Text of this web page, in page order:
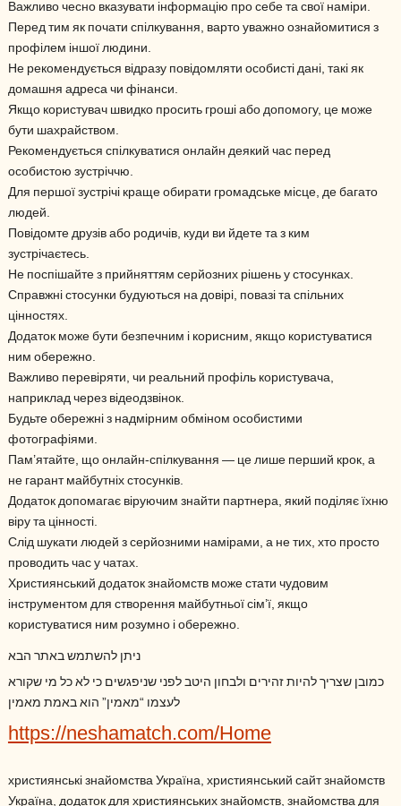
Важливо чесно вказувати інформацію про себе та свої наміри.
Перед тим як почати спілкування, варто уважно ознайомитися з
профілем іншої людини.
Не рекомендується відразу повідомляти особисті дані, такі як
домашня адреса чи фінанси.
Якщо користувач швидко просить гроші або допомогу, це може
бути шахрайством.
Рекомендується спілкуватися онлайн деякий час перед
особистою зустріччю.
Для першої зустрічі краще обирати громадське місце, де багато
людей.
Повідомте друзів або родичів, куди ви йдете та з ким
зустрічаєтесь.
Не поспішайте з прийняттям серйозних рішень у стосунках.
Справжні стосунки будуються на довірі, повазі та спільних
цінностях.
Додаток може бути безпечним і корисним, якщо користуватися
ним обережно.
Важливо перевіряти, чи реальний профіль користувача,
наприклад через відеодзвінок.
Будьте обережні з надмірним обміном особистими
фотографіями.
Пам’ятайте, що онлайн-спілкування — це лише перший крок, а
не гарант майбутніх стосунків.
Додаток допомагає віруючим знайти партнера, який поділяє їхню
віру та цінності.
Слід шукати людей з серйозними намірами, а не тих, хто просто
проводить час у чатах.
Християнський додаток знайомств може стати чудовим
інструментом для створення майбутньої сім’ї, якщо
користуватися ним розумно і обережно.
ניתן להשתמש באתר הבא
כמובן שצריך להיות זהירים ולבחון היטב לפני שניפגשים כי לא כל מי שקורא
לעצמו “מאמין” הוא באמת מאמין
https://neshamatch.com/Home
християнські знайомства Україна, християнський сайт знайомств
Україна, додаток для християнських знайомств, знайомства для